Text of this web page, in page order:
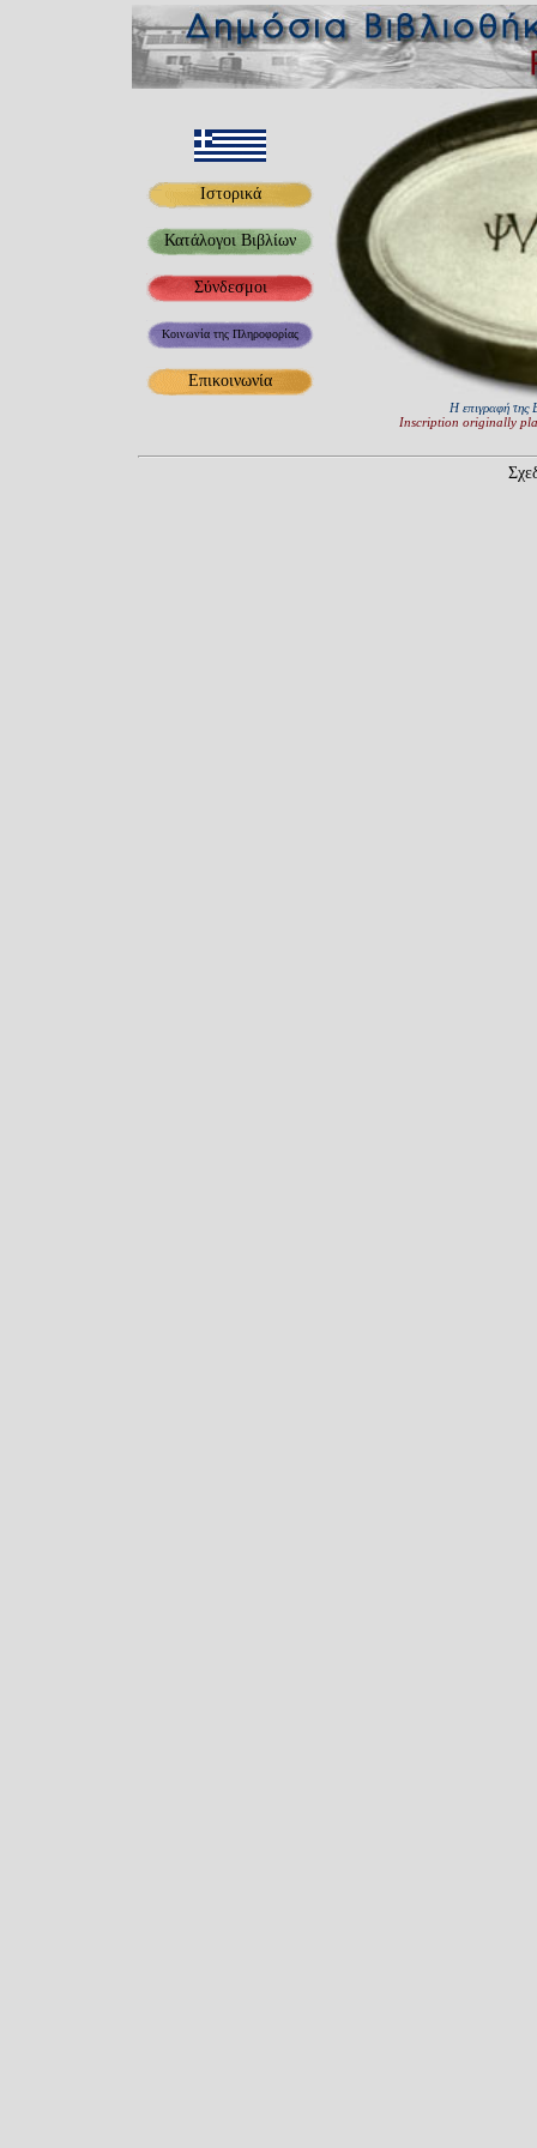
Η επιγραφή της
Inscription originally
Ιστορικά
Κατάλογοι Βιβλίων
Σύνδεσμοι
Κοινωνία της Πληροφορίας
Επικοινωνία